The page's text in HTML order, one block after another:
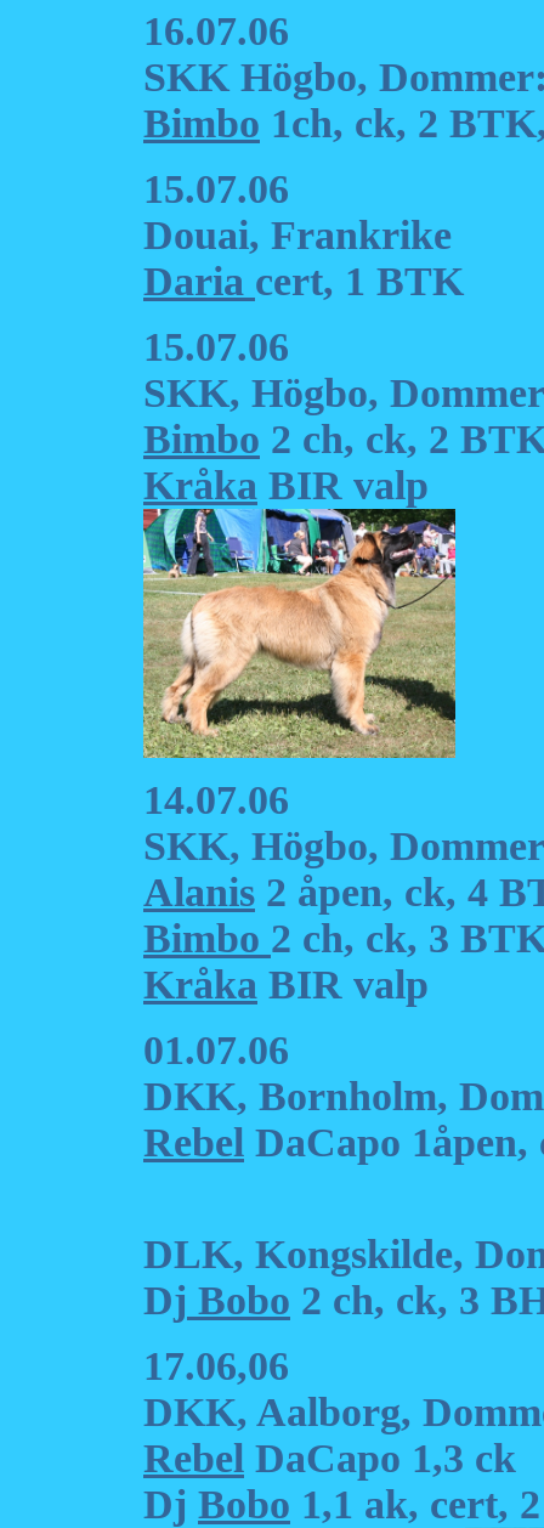
16.07.06
SKK Högbo,
Bimbo 1ch, ck, 2
15.07.06
Douai, Frankrike
Daria cert, 1 BTK
15.07.06
SKK, Högbo,
Bimbo 2 ch, ck, 2
Kråka BIR valp
14.07.06
SKK, Högbo,
Alanis 2 åpen, ck, 4
Bimbo 2 ch, ck, 3
Kråka BIR valp
01.07.06
DKK, Bornholm,
Rebel DaCapo
DLK, Kongskilde,
Dj Bobo 2 ch, ck, 3
17.06,06
DKK, Aalborg,
Rebel DaCapo 1,3 ck
Dj Bobo 1,1 ak, cert,